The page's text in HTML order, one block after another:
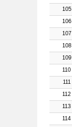
105
106
107
108
109
110
111
112
113
114